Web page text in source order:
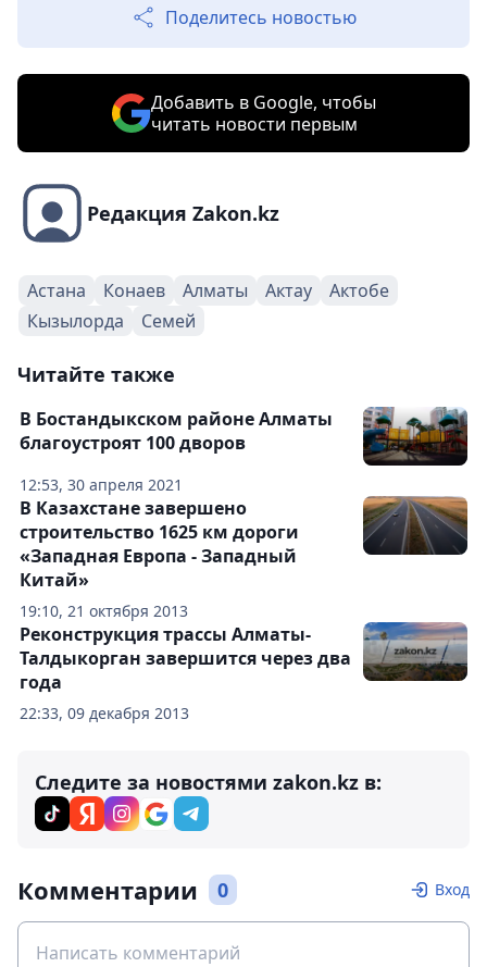
Поделитесь новостью
Добавить в Google, чтобы
читать новости первым
Редакция Zakon.kz
Астана Конаев Алматы Актау
Актобе
Кызылорда
Семей
Читайте также
12:53, 30 апреля 2021
В Бостандыкском районе Алматы
благоустроят 100 дворов
19:10, 21 октября 2013
В Казахстане завершено
строительство 1625 км дороги
«Западная Европа - Западный
Китай»
22:33, 09 декабря 2013
Реконструкция трассы Алматы-
Талдыкорган завершится через два
года
Следите за новостями zakon.kz в:
Комментарии 0 Вход